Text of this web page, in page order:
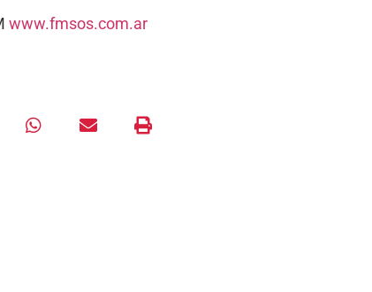
www.fmsos.com.ar